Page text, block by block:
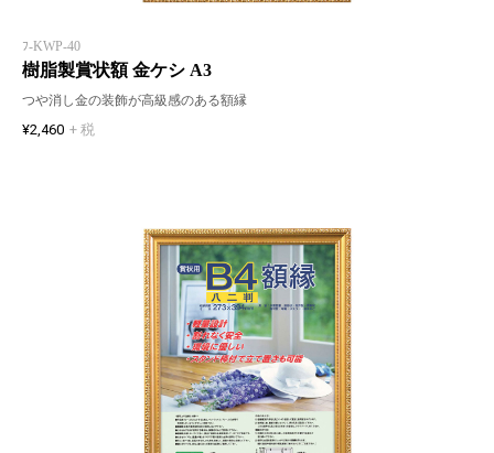
ﾌ-KWP-40
樹脂製賞状額 金ケシ A3
つや消し金の装飾が高級感のある額縁
¥2,460 + 税